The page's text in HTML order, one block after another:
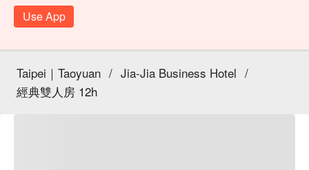
Use App
Taipei｜Taoyuan / Jia-Jia Business Hotel /
經典雙人房 12h